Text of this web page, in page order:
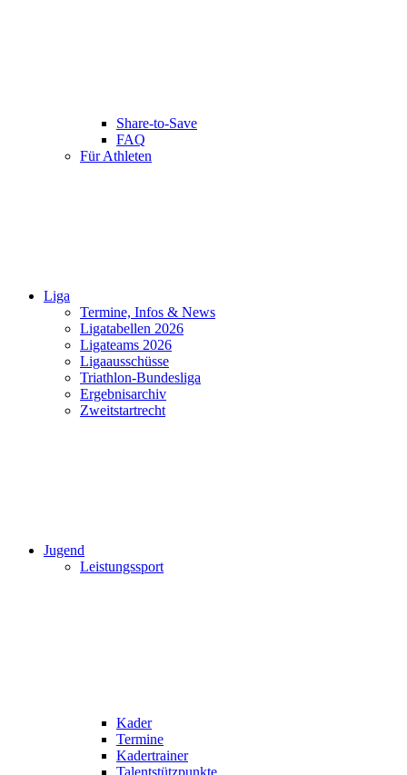
Share-to-Save
FAQ
Für Athleten
Liga
Termine, Infos & News
Ligatabellen 2026
Ligateams 2026
Ligaausschüsse
Triathlon-Bundesliga
Ergebnisarchiv
Zweitstartrecht
Jugend
Leistungssport
Kader
Termine
Kadertrainer
Talentstützpunkte